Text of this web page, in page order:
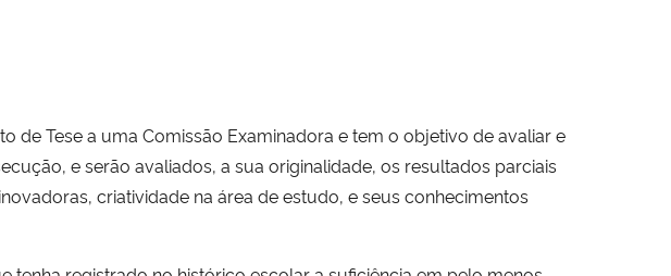
Tese a uma Comissão Examinadora e tem o objetivo de avaliar e
e serão avaliados, a sua originalidade, os resultados parciais
criatividade na área de estudo, e seus conhecimentos